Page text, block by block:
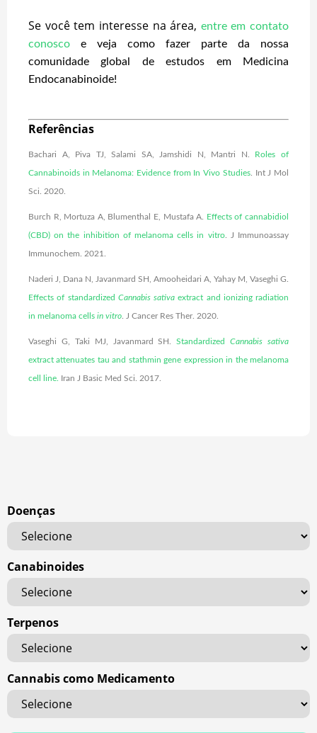
Se você tem interesse na área, entre em contato
conosco e veja como fazer parte da nossa
comunidade global de estudos em Medicina
Endocanabinoide!
Referências
Bachari A, Piva TJ, Salami SA, Jamshidi N, Mantri N. Roles of
Cannabinoids in Melanoma: Evidence from In Vivo Studies. Int J Mol
Sci. 2020.
Burch R, Mortuza A, Blumenthal E, Mustafa A. Effects of cannabidiol
(CBD) on the inhibition of melanoma cells in vitro. J Immunoassay
Immunochem. 2021.
Naderi J, Dana N, Javanmard SH, Amooheidari A, Yahay M, Vaseghi G.
Effects of standardized Cannabis sativa extract and ionizing radiation
in melanoma cells in vitro . J Cancer Res Ther. 2020.
Vaseghi G, Taki MJ, Javanmard SH.StandardizedCannabis sativa
extract attenuates tau and stathmin gene expression in the melanoma
cell line. Iran J Basic Med Sci. 2017.
Doenças
Canabinoides
Terpenos
Cannabis como Medicamento